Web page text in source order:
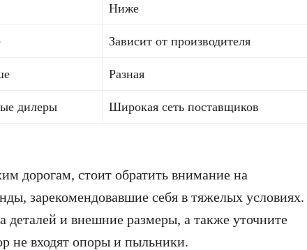
Ниже
Зависит от производителя
Разная
дилеры Широкая сеть поставщиков
дорогам, стоит обратить внимание на
зарекомендовавшие себя в тяжелых условиях.
деталей и внешние размеры, а также уточните
не входят опоры и пыльники.